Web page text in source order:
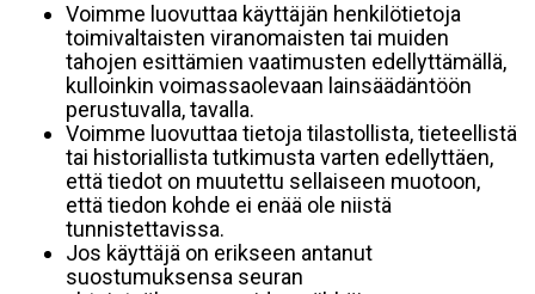
Voimme luovuttaa käyttäjän henkilötietoja
toimivaltaisten viranomaisten tai muiden
tahojen esittämien vaatimusten edellyttämällä,
kulloinkin voimassaolevaan lainsäädäntöön
perustuvalla, tavalla.
Voimme luovuttaa tietoja tilastollista, tieteellistä
tai historiallista tutkimusta varten edellyttäen,
että tiedot on muutettu sellaiseen muotoon,
että tiedon kohde ei enää ole niistä
tunnistettavissa.
Jos käyttäjä on erikseen antanut
suostumuksensa seuran